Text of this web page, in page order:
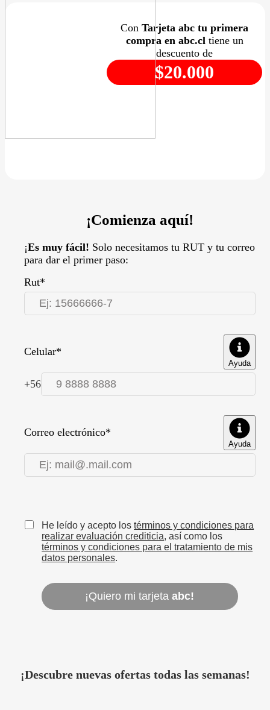
Con Tarjeta abc tu primera
compra en abc.cltiene un
descuento de
$20.000
¡Comienza aquí!
¡Es muy fácil! Solo necesitamos tu RUT y tu correo
para dar el primer paso:
Rut*
Celular*
Ayuda
+56
Correo electrónico*
Ayuda
He leído y acepto lostérminos y condiciones para
realizar evaluación crediticia, así como los
términos y condiciones para el tratamiento de mis
datos personales.
¡Quiero mi tarjetaabc!
¡Descubre nuevas ofertas todas las semanas!